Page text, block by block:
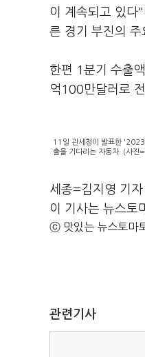
이 계속되고 있다
른 경기 부진의 주
한편 1분기 수출
억100만달러로
11일 관세청이 발표한
출을 기다리는 자동차. (사진
세종=김지영 기
이 기사는 뉴스토
ⓒ 맛있는 뉴스토마
관련기사